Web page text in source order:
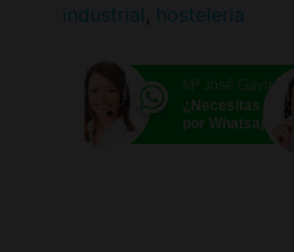
industrial , hosteleria
Mª José Gavira
¿Necesitas
por Whatsapp?